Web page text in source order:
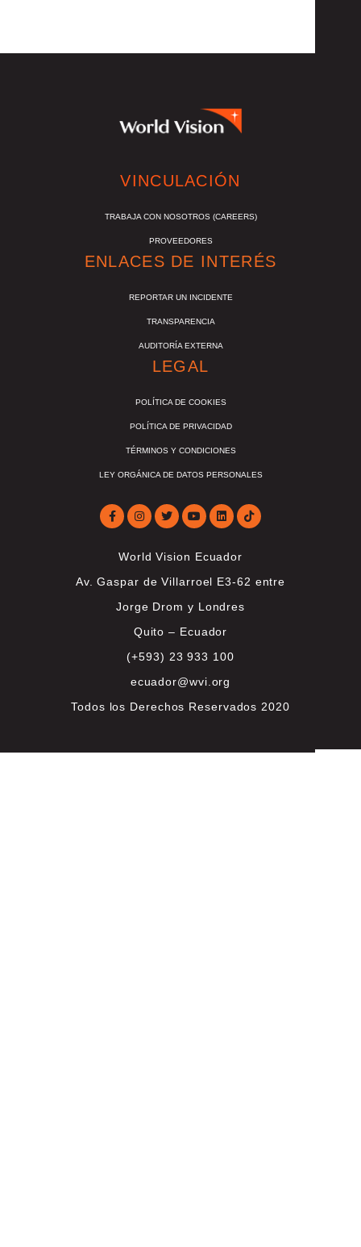
VINCULACIÓN
TRABAJA CON NOSOTROS (CAREERS)
PROVEEDORES
ENLACES DE INTERÉS
REPORTAR UN INCIDENTE
TRANSPARENCIA
AUDITORÍA EXTERNA
LEGAL
POLÍTICA DE COOKIES
POLÍTICA DE PRIVACIDAD
TÉRMINOS Y CONDICIONES
LEY ORGÁNICA DE DATOS PERSONALES
World Vision Ecuador
Av. Gaspar de Villarroel E3-62 entre
Jorge Drom y Londres
Quito – Ecuador
(+593) 23 933 100
ecuador@wvi.org
Todos los Derechos Reservados 2020